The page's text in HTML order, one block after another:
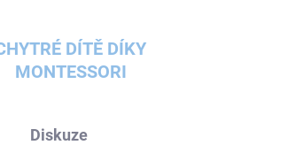
DÍTĚ DÍKY
MONTESSORI
Diskuze